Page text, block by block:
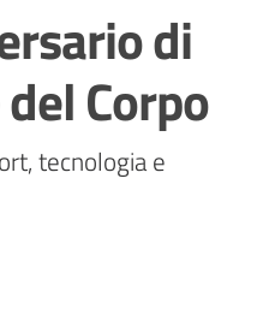
di
Corpo
tecnologia e